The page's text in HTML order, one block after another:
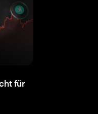
für